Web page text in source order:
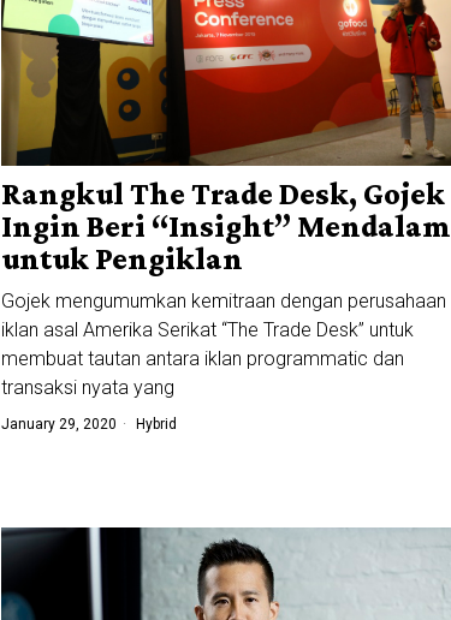
Rangkul The Trade Desk, Gojek
Ingin Beri “Insight” Mendalam
untuk Pengiklan
Gojek mengumumkan kemitraan dengan perusahaan
iklan asal Amerika Serikat “The Trade Desk” untuk
membuat tautan antara iklan programmatic dan
transaksi nyata yang
January 29, 2020 Hybrid